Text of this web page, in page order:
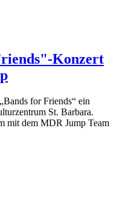
Konzert
for Friends“ ein
St. Barbara.
mit dem MDR Jump Team